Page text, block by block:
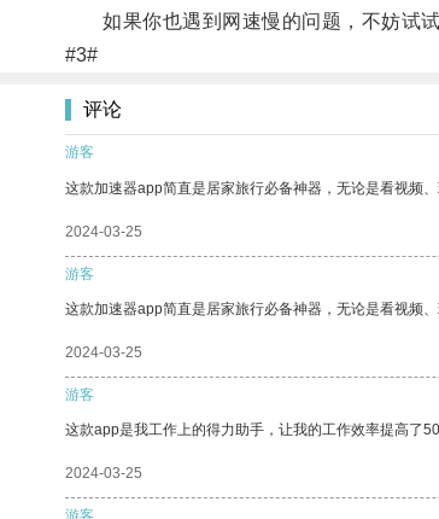
如果你也遇到网速慢的问题，不妨试试
#3#
评论
游客
这款加速器app简直是居家旅行必备神器，无论是看视频
2024-03-25
游客
这款加速器app简直是居家旅行必备神器，无论是看视频
2024-03-25
游客
这款app是我工作上的得力助手，让我的工作效率提高了
2024-03-25
游客